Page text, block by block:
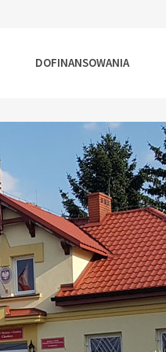
DOFINANSOWANIA